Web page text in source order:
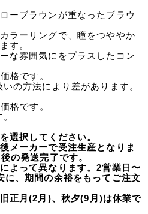
ーブラウンが重なったブラウ
ラーリングで、瞳をつややか
す。
な雰囲気にをプラスしたコン
格です。
の方法により差があります。
格です。
選択してください。
メーカーで受注生産となりま
の発送完了です。
よって異なります。2営業日〜
に、期間の余裕をもってご注文
正月(2月)、秋夕(9月)は休業で